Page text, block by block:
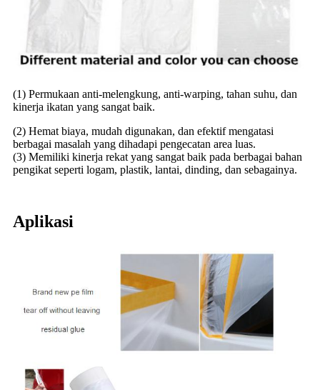
(1) Permukaan anti-melengkung, anti-warping, tahan suhu, dan
kinerja ikatan yang sangat baik.
(2) Hemat biaya, mudah digunakan, dan efektif mengatasi
berbagai masalah yang dihadapi pengecatan area luas.
(3) Memiliki kinerja rekat yang sangat baik pada berbagai bahan
pengikat seperti logam, plastik, lantai, dinding, dan sebagainya.
Aplikasi